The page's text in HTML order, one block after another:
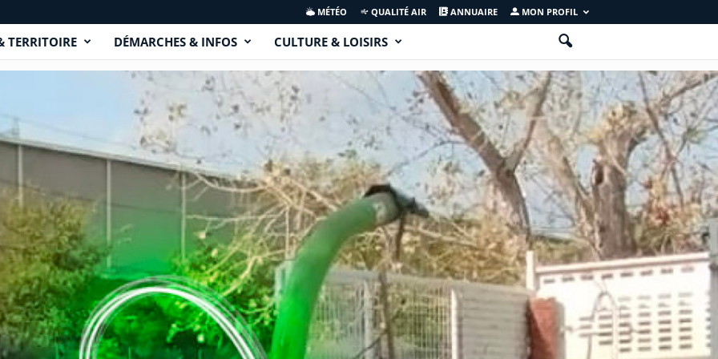
MÉTÉO QUALITÉ AIR ANNUAIRE MON PROFIL
TERRITOIRE DÉMARCHES & INFOS CULTURE & LOISIRS